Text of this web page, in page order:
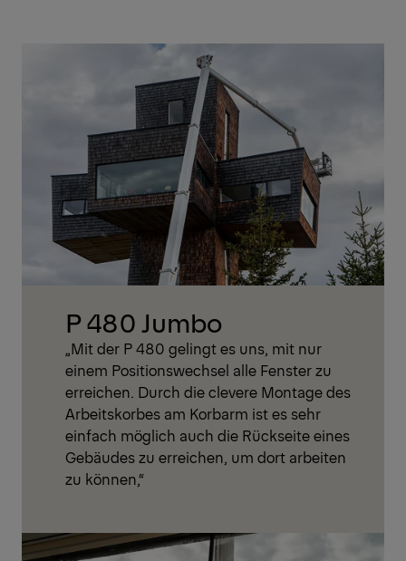
P 480 Jumbo
„Mit der P 480 gelingt es uns, mit nur
einem Positionswechsel alle Fenster zu
erreichen. Durch die clevere Montage des
Arbeitskorbes am Korbarm ist es sehr
einfach möglich auch die Rückseite eines
Gebäudes zu erreichen, um dort arbeiten
zu können,“